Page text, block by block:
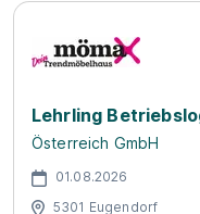
Lehrling
Österreich GmbH
01.08.2026
5301 Eugendorf